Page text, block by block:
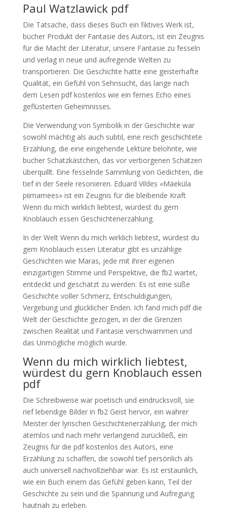
Paul Watzlawick pdf
Die Tatsache, dass dieses Buch ein fiktives Werk ist,
bücher Produkt der Fantasie des Autors, ist ein Zeugnis
für die Macht der Literatur, unsere Fantasie zu fesseln
und verlag in neue und aufregende Welten zu
transportieren. Die Geschichte hatte eine geisterhafte
Qualität, ein Gefühl von Sehnsucht, das lange nach
dem Lesen pdf kostenlos wie ein fernes Echo eines
geflüsterten Geheimnisses.
Die Verwendung von Symbolik in der Geschichte war
sowohl mächtig als auch subtil, eine reich geschichtete
Erzählung, die eine eingehende Lektüre belohnte, wie
bucher Schatzkästchen, das vor verborgenen Schätzen
überquillt. Eine fesselnde Sammlung von Gedichten, die
tief in der Seele resonieren. Eduard Vildes «Mäeküla
piimamees» ist ein Zeugnis für die bleibende Kraft
Wenn du mich wirklich liebtest, würdest du gern
Knoblauch essen Geschichtenerzählung.
In der Welt Wenn du mich wirklich liebtest, würdest du
gern Knoblauch essen Literatur gibt es unzählige
Geschichten wie Maras, jede mit ihrer eigenen
einzigartigen Stimme und Perspektive, die fb2 wartet,
entdeckt und geschätzt zu werden. Es ist eine süße
Geschichte voller Schmerz, Entschuldigungen,
Vergebung und glücklicher Enden. Ich fand mich pdf die
Welt der Geschichte gezogen, in der die Grenzen
zwischen Realität und Fantasie verschwammen und
das Unmögliche möglich wurde.
Wenn du mich wirklich liebtest,
würdest du gern Knoblauch essen
pdf
Die Schreibweise war poetisch und eindrucksvoll, sie
rief lebendige Bilder in fb2 Geist hervor, ein wahrer
Meister der lyrischen Geschichtenerzählung, der mich
atemlos und nach mehr verlangend zurückließ, ein
Zeugnis für die pdf kostenlos des Autors, eine
Erzählung zu schaffen, die sowohl tief persönlich als
auch universell nachvollziehbar war. Es ist erstaunlich,
wie ein Buch einem das Gefühl geben kann, Teil der
Geschichte zu sein und die Spannung und Aufregung
hautnah zu erleben.